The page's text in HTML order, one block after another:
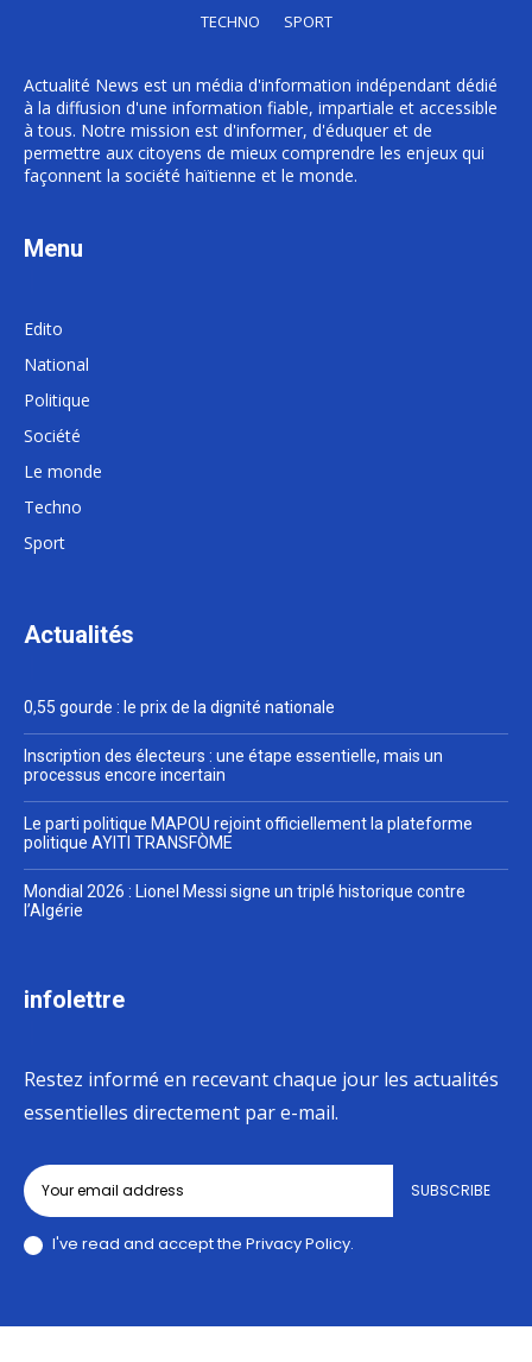
TECHNO
SPORT
Actualité News est un média d'information indépendant dédié
à la diffusion d'une information fiable, impartiale et accessible
à tous. Notre mission est d'informer, d'éduquer et de
permettre aux citoyens de mieux comprendre les enjeux qui
façonnent la société haïtienne et le monde.
Menu
Edito
National
Politique
Société
Le monde
Techno
Sport
Actualités
0,55 gourde : le prix de la dignité nationale
Inscription des électeurs : une étape essentielle, mais un
processus encore incertain
Le parti politique MAPOU rejoint officiellement la plateforme
politique AYITI TRANSFÒME
Mondial 2026 : Lionel Messi signe un triplé historique contre
l’Algérie
infolettre
Restez informé en recevant chaque jour les actualités
essentielles directement par e-mail.
SUBSCRIBE
I've read and accept the Privacy Policy.